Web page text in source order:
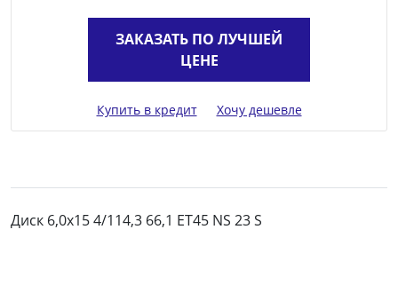
ЗАКАЗАТЬ ПО ЛУЧШЕЙ
ЦЕНЕ
Купить в кредит Хочу дешевле
Диск 6,0x15 4/114,3 66,1 ET45 NS 23 S